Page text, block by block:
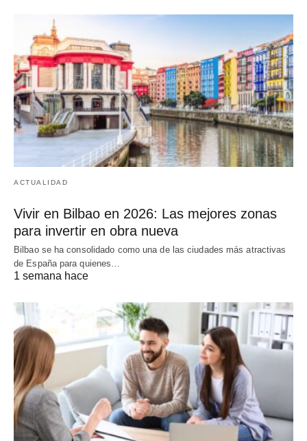
ACTUALIDAD
Vivir en Bilbao en 2026: Las mejores zonas
para invertir en obra nueva
Bilbao se ha consolidado como una de las ciudades más atractivas
de España para quienes…
1 semana hace